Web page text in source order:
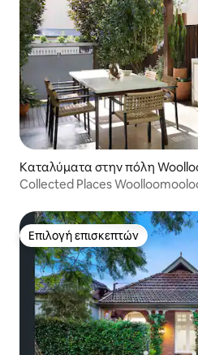
Καταλύματα στην πόλη
Collected Places
Επιλογή επισκεπτών
Επιλογή επισκεπτών